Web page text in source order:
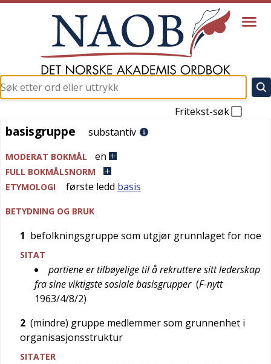
Fritekst-søk
basisgruppe
basisgruppe substantiv
MODERAT BOKMÅL en
FULL BOKMÅLSNORM
ETYMOLOGI
første ledd basis
BETYDNING OG BRUK
1 befolkningsgruppe som utgjør grunnlaget for noe
SITAT
partiene er tilbøyelige til å rekruttere sitt lederskap
fra sine viktigste sosiale basisgrupper (F-nytt
1963/4/8/2)
2 (mindre) gruppe medlemmer som grunnenhet i
organisasjonsstruktur
SITATER